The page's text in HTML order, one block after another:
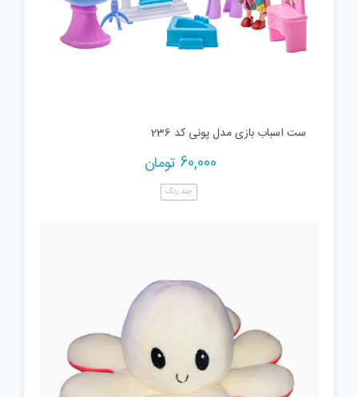
ست اسباب بازی مدل پونی کد 236
60,000 تومان
چند رنگ